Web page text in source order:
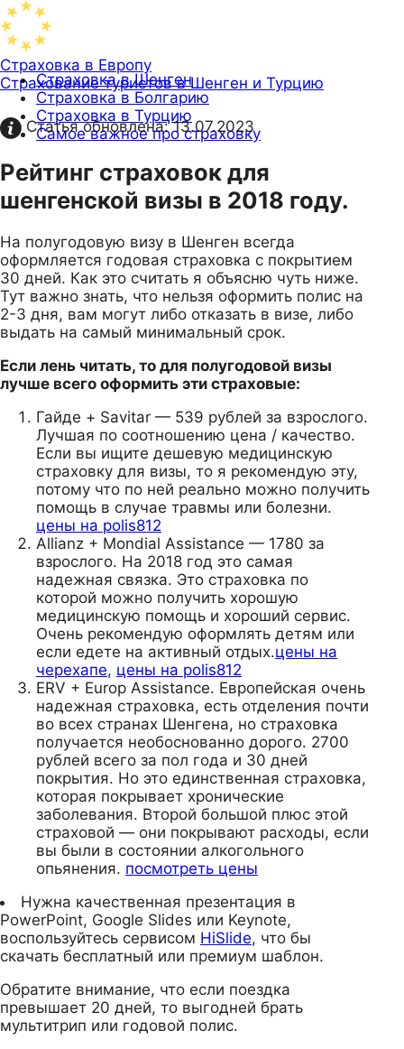
Страховка в Европу
Страхование туристов в Шенген и Турцию
Страховка в Шенген
Страховка в Болгарию
Страховка в Турцию
Самое важное про страховку
Статья обновлена:13.07.2023
Рейтинг страховок для
шенгенской визы в 2018 году.
На полугодовую визу в Шенген всегда
оформляется годовая страховка с покрытием
30 дней. Как это считать я объясню чуть ниже.
Тут важно знать, что нельзя оформить полис на
2-3 дня, вам могут либо отказать в визе, либо
выдать на самый минимальный срок.
Если лень читать, то для полугодовой визы
лучше всего оформить эти страховые:
Гайде + Savitar — 539 рублей за взрослого.
Лучшая по соотношению цена / качество.
Если вы ищите дешевую медицинскую
страховку для визы, то я рекомендую эту,
потому что по ней реально можно получить
помощь в случае травмы или болезни.
цены на polis812
Allianz + Mondial Assistance — 1780 за
взрослого. На 2018 год это самая
надежная связка. Это страховка по
которой можно получить хорошую
медицинскую помощь и хороший сервис.
Очень рекомендую оформлять детям или
если едете на активный отдых.цены на
черехапе, цены на polis812
ERV + Europ Assistance. Европейская очень
надежная страховка, есть отделения почти
во всех странах Шенгена, но страховка
получается необоснованно дорого. 2700
рублей всего за пол года и 30 дней
покрытия. Но это единственная страховка,
которая покрывает хронические
заболевания. Второй большой плюс этой
страховой — они покрывают расходы, если
вы были в состоянии алкогольного
опьянения. посмотреть цены
Нужна качественная презентация в
PowerPoint, Google Slides или Keynote,
воспользуйтесь сервисом HiSlide, что бы
скачать бесплатный или премиум шаблон.
Обратите внимание, что если поездка
превышает 20 дней, то выгодней брать
мультитрип или годовой полис.